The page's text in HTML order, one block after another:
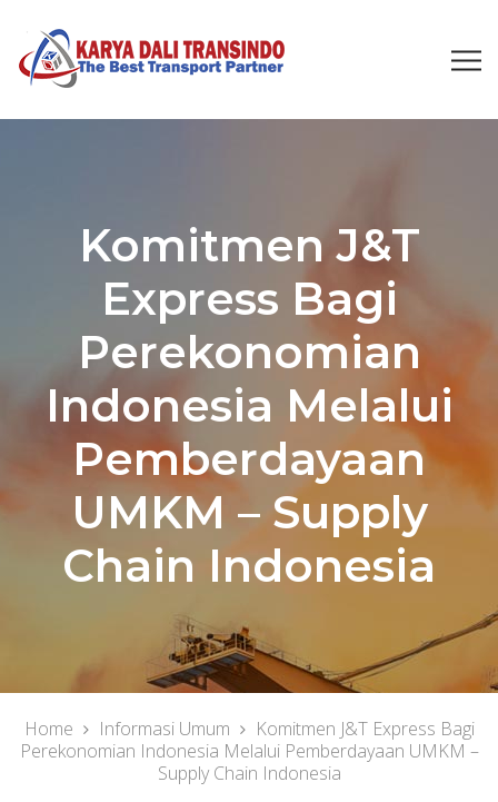
Komitmen J&T
Express Bagi
Perekonomian
Indonesia Melalui
Pemberdayaan
UMKM – Supply
Chain Indonesia
Home Informasi Umum
Komitmen J&T Express Bagi
Perekonomian Indonesia Melalui Pemberdayaan UMKM –
Supply Chain Indonesia